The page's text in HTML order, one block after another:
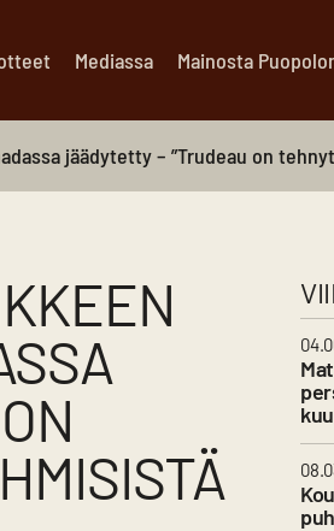
Mediassa Mainosta
jäädytetty – ”Trudeau on